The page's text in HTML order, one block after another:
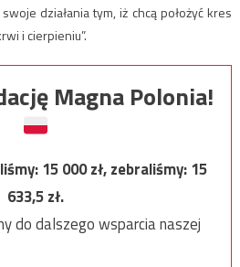
działania tym, iż chcą położyć kres
i cierpieniu”.
Magna Polonia!
15 000zł, zebraliśmy:15
633,5zł.
do dalszego wsparcia naszej